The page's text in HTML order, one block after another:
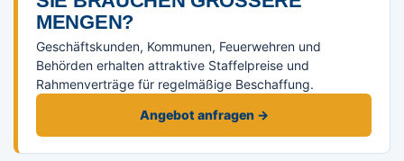
ENGEN?
Geschäftskunden, Kommunen, Feuerwehren und
Behörden erhalten attraktive Staffelpreise und
Rahmenverträge für regelmäßige Beschaffung.
Angebot anfragen →